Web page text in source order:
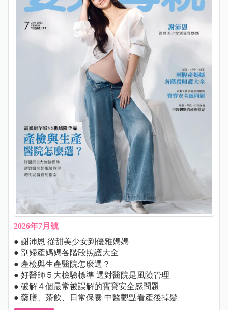
2026年7月號
● 謝沛恩 從甜美少女到優雅媽媽
● 剖婦產媽媽各階段照護大全
● 產檢與生產醫院怎麼選？
● 好醫師５大檢驗標準 選對醫院是風險管理
● 破解４個最常被誤解的寶寶安全感問題
● 藥膳、茶飲、日常保養 中醫觀點看產後掉髮